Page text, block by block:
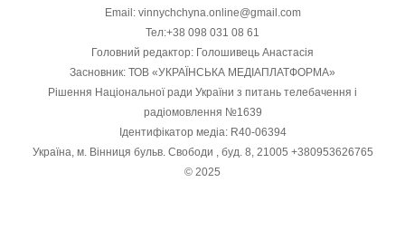
Email: vinnychchyna.online@gmail.com
Тел:+38 098 031 08 61
Головний редактор: Голошивець Анастасія
Засновник: ТОВ «УКРАЇНСЬКА МЕДІАПЛАТФОРМА»
Рішення Національної ради України з питань телебачення і
радіомовлення №1639
Ідентифікатор медіа: R40-06394
Україна, м. Вінниця бульв. Свободи , буд. 8, 21005 +380953626765
© 2025